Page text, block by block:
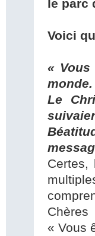
le parc
Voici
«
monde.
Le
Certes,
« Vous